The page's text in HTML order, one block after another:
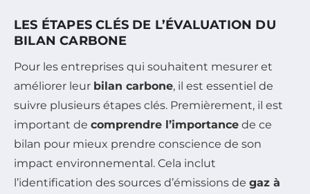
LES ÉTAPES CLÉS DE L’ÉVALUATION DU
BILAN CARBONE
Pour les entreprises qui souhaitent mesurer et
améliorer leur bilan carbone, il est essentiel de
suivre plusieurs étapes clés. Premièrement, il est
important de comprendre l’importance de ce
bilan pour mieux prendre conscience de son
impact environnemental. Cela inclut
l’identification des sources d’émissions de gaz à